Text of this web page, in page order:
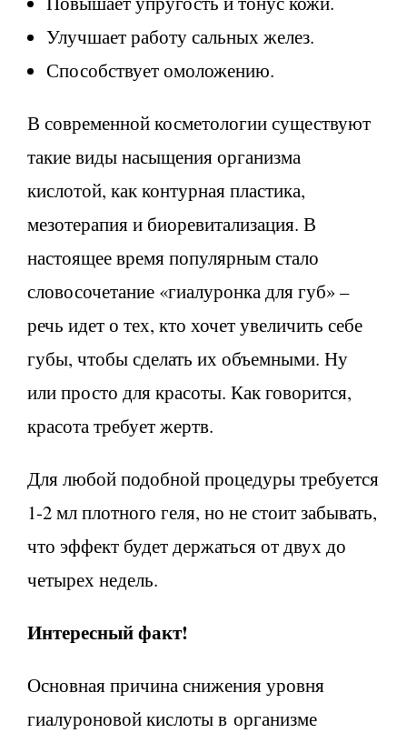
Улучшает работу сальных желез.
Способствует омоложению.
В современной косметологии существуют
такие виды насыщения организма
кислотой, как контурная пластика,
мезотерапия и биоревитализация. В
настоящее время популярным стало
словосочетание «гиалуронка для губ» –
речь идет о тех, кто хочет увеличить себе
губы, чтобы сделать их объемными. Ну
или просто для красоты. Как говорится,
красота требует жертв.
Для любой подобной процедуры требуется
1-2 мл плотного геля, но не стоит забывать,
что эффект будет держаться от двух до
четырех недель.
Интересный факт!
Основная причина снижения уровня
гиалуроновой кислоты в организме